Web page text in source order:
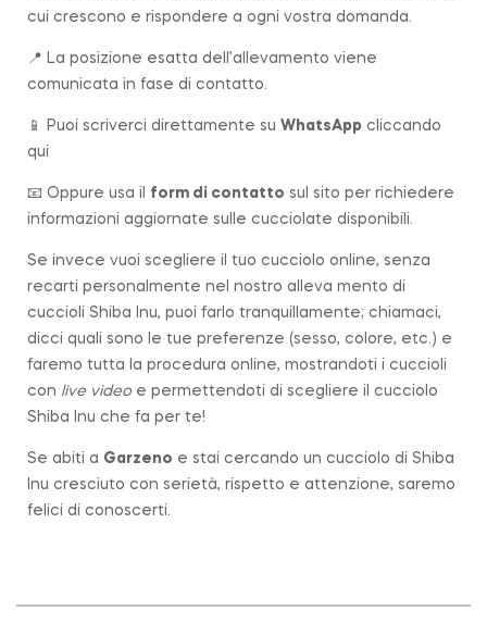
cui crescono e rispondere a ogni vostra domanda.
📍 La posizione esatta dell’allevamento viene
comunicata in fase di contatto.
📱 Puoi scriverci direttamente su WhatsApp cliccando
qui
📧 Oppure usa il form di contatto sul sito per richiedere
informazioni aggiornate sulle cucciolate disponibili.
Se invece vuoi scegliere il tuo cucciolo online, senza
recarti personalmente nel nostro alleva mento di
cuccioli Shiba Inu, puoi farlo tranquillamente; chiamaci,
dicci quali sono le tue preferenze (sesso, colore, etc.) e
faremo tutta la procedura online, mostrandoti i cuccioli
con live videoe permettendoti di scegliere il cucciolo
Shiba Inu che fa per te!
Se abiti a Garzeno e stai cercando un cucciolo di Shiba
Inu cresciuto con serietà, rispetto e attenzione, saremo
felici di conoscerti.